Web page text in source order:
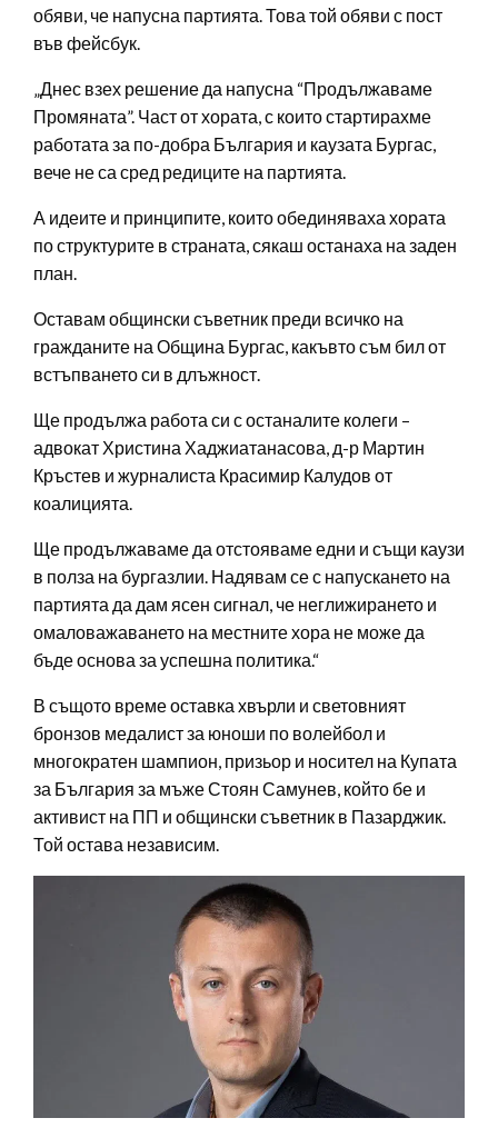
обяви, че напусна партията. Това той обяви с пост
във фейсбук.
„Днес взех решение да напусна “Продължаваме
Промяната”. Част от хората, с които стартирахме
работата за по-добра България и каузата Бургас,
вече не са сред редиците на партията.
А идеите и принципите, които обединяваха хората
по структурите в страната, сякаш останаха на заден
план.
Оставам общински съветник преди всичко на
гражданите на Община Бургас, какъвто съм бил от
встъпването си в длъжност.
Ще продължа работа си с останалите колеги –
адвокат Христина Хаджиатанасова, д-р Мартин
Кръстев и журналиста Красимир Калудов от
коалицията.
Ще продължаваме да отстояваме едни и същи каузи
в полза на бургазлии. Надявам се с напускането на
партията да дам ясен сигнал, че неглижирането и
омаловажаването на местните хора не може да
бъде основа за успешна политика.“
В същото време оставка хвърли и световният
бронзов медалист за юноши по волейбол и
многократен шампион, призьор и носител на Купата
за България за мъже Стоян Самунев, който бе и
активист на ПП и общински съветник в Пазарджик.
Той остава независим.